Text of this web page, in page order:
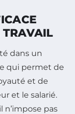
TRAVAIL
dans un
qui permet de
et de
et le salarié.
n’impose pas